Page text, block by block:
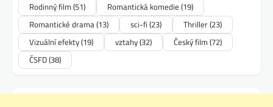
Rodinný film (51) Romantická komedie (19)
Romantické drama(13) sci-fi (23) Thriller(23)
Vizuální efekty(19) vztahy(32) Český film (72)
ČSFD(38)